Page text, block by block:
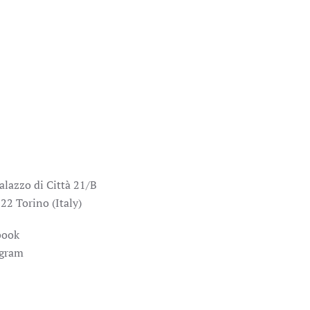
di Città 21/B
Torino (Italy)